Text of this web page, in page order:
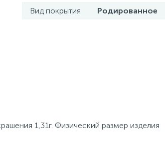
Вид покрытия
Родированное
1,31г. Физический размер изделия